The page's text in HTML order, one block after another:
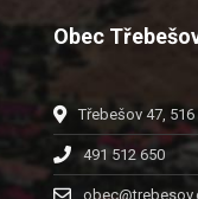
Obec
Třebešov 47,
491 512 650